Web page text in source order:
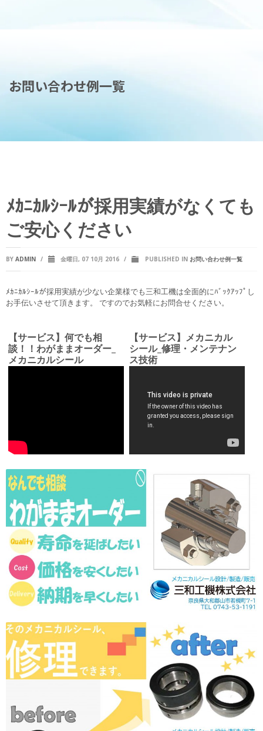
お問い合わせ例一覧
ﾒｶﾆｶﾙｼｰﾙが採用実績がなくても
ご安心ください
BY ADMIN / 金曜日, 07 10月 2016 / PUBLISHED IN お問い合わせ例一覧
ﾒｶﾆｶﾙｼｰﾙが採用実績が少ない企業様でも三和工機は全面的にﾊﾞｯｸｱｯﾌﾟし
お手伝いさせて頂きます。 ですのでお気軽にお問合せください。
【サービス】何でも相
談！！わがままオーダー_
メカニカルシール
【サービス】メカニカル
シール_修理・メンテナン
ス技術